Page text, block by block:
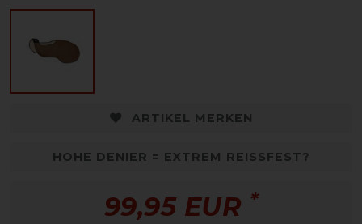
ARTIKEL MERKEN
HOHE DENIER = EXTREM REISSFEST?
99,95 EUR *